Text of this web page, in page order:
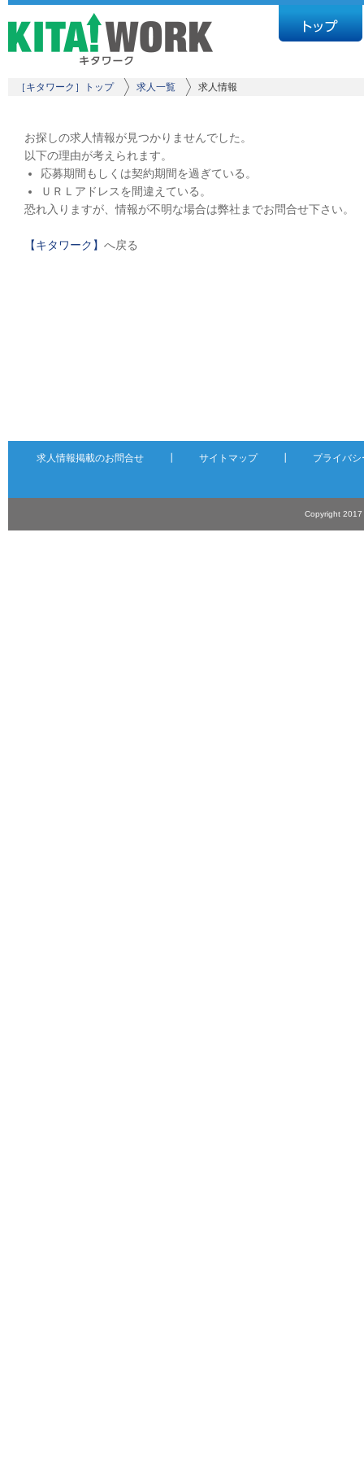
［キタワーク］トップ 求人一覧 求人情報
お探しの求人情報が見つかりませんでした。
以下の理由が考えられます。
応募期間もしくは契約期間を過ぎている。
ＵＲＬアドレスを間違えている。
恐れ入りますが、情報が不明な場合は弊社までお問合せ下さい。
【キタワーク】 へ戻る
求人情報掲載のお問合せ サイトマップ プライバ
Copyright